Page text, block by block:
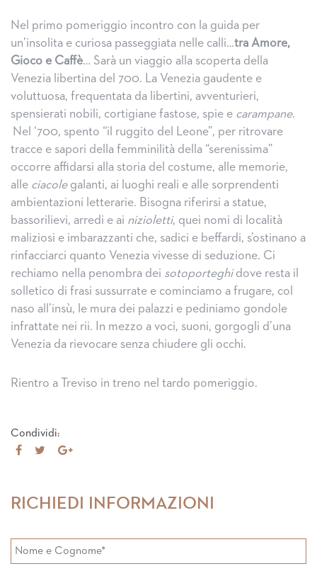
Nel primo pomeriggio incontro con la guida per
un’insolita e curiosa passeggiata nelle calli…tra Amore,
Gioco e Caffè… Sarà un viaggio alla scoperta della
Venezia libertina del 700. La Venezia gaudente e
voluttuosa, frequentata da libertini, avventurieri,
spensierati nobili, cortigiane fastose, spie e carampane.
Nel ‘700, spento “il ruggito del Leone”, per ritrovare
tracce e sapori della femminilità della “serenissima”
occorre affidarsi alla storia del costume, alle memorie,
alle ciacolegalanti, ai luoghi reali e alle sorprendenti
ambientazioni letterarie. Bisogna riferirsi a statue,
bassorilievi, arredi e ai nizioletti, quei nomi di località
maliziosi e imbarazzanti che, sadici e beffardi, s’ostinano a
rinfacciarci quanto Venezia vivesse di seduzione. Ci
rechiamo nella penombra dei sotoporteghidove resta il
solletico di frasi sussurrate e cominciamo a frugare, col
naso all’insù, le mura dei palazzi e pediniamo gondole
infrattate nei rii. In mezzo a voci, suoni, gorgogli d’una
Venezia da rievocare senza chiudere gli occhi.
Rientro a Treviso in treno nel tardo pomeriggio.
Condividi:
Share TweetShare
RICHIEDI INFORMAZIONI